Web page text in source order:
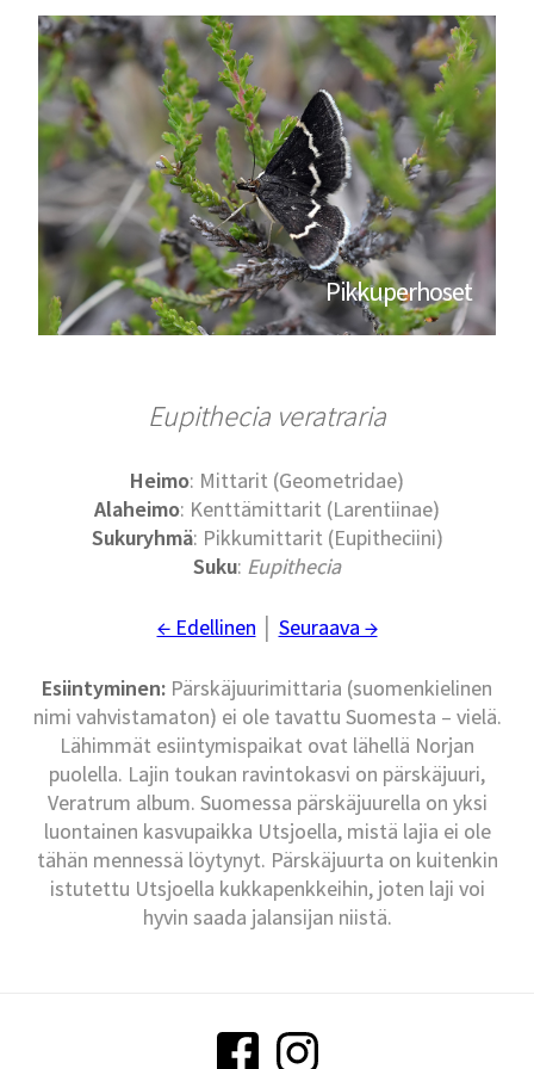
Pikkuperhoset
Eupithecia veratraria
Heimo: Mittarit (Geometridae)
Alaheimo: Kenttämittarit (Larentiinae)
Sukuryhmä: Pikkumittarit (Eupitheciini)
Suku: Eupithecia
← Edellinen Seuraava →
Esiintyminen: Pärskäjuurimittaria (suomenkielinen
nimi vahvistamaton) ei ole tavattu Suomesta – vielä.
Lähimmät esiintymispaikat ovat lähellä Norjan
puolella. Lajin toukan ravintokasvi on pärskäjuuri,
Veratrum album. Suomessa pärskäjuurella on yksi
luontainen kasvupaikka Utsjoella, mistä lajia ei ole
tähän mennessä löytynyt. Pärskäjuurta on kuitenkin
istutettu Utsjoella kukkapenkkeihin, joten laji voi
hyvin saada jalansijan niistä.